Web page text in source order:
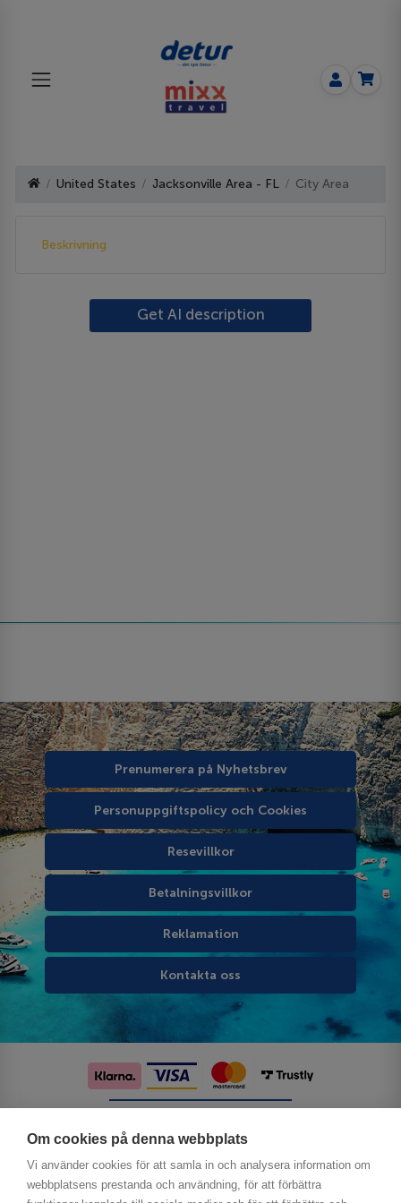
Om cookies på denna webbplats
Vi använder cookies för att samla in och analysera information om
webbplatsens prestanda och användning, för att förbättra
United States Jacksonville Area - FL City Area
Beskrivning
Get AI description
Prenumerera på Nyhetsbrev
Personuppgiftspolicy och Cookies
Resevillkor
Betalningsvillkor
Reklamation
Kontakta oss
Följ oss på sociala medier